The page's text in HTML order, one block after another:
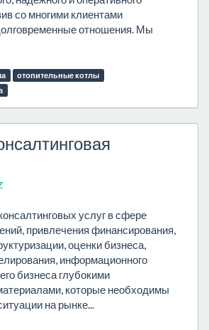
со многими клиентами
отношения. Мы
отопительные котлы
услуг в сфере
привлечения финансирования,
оценки бизнеса,
информационного
бизнеса глубокими
которые необходимы
на рынке...